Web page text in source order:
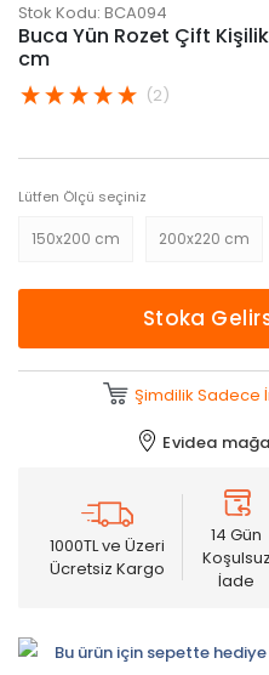
Stok Kodu: BCA094
Buca Yün Rozet Çift
cm
(2)
Lütfen Ölçü seçiniz
150x200 cm 200x220 cm
Stoka
Şimdilik Sadece
Evidea
1000TL ve Üzeri
Ücretsiz Kargo
14 Gün
Koşulsuz
İade
Bu ürün için sepette